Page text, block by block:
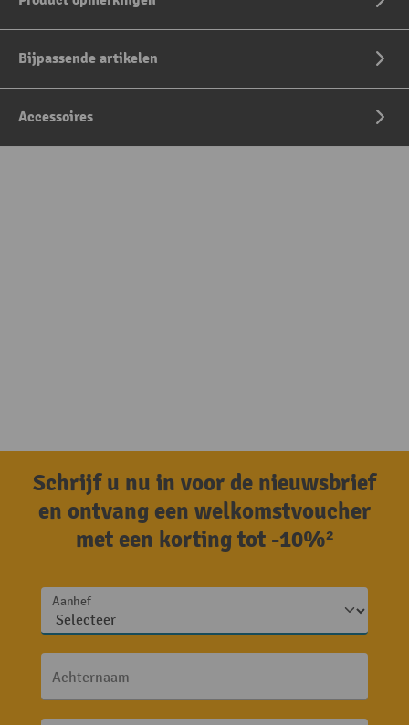
Bijpassende artikelen
Accessoires
Schrijf u nu in voor de nieuwsbrief
en ontvang een welkomstvoucher
met een korting tot -10%²
Aanhef
Achternaam